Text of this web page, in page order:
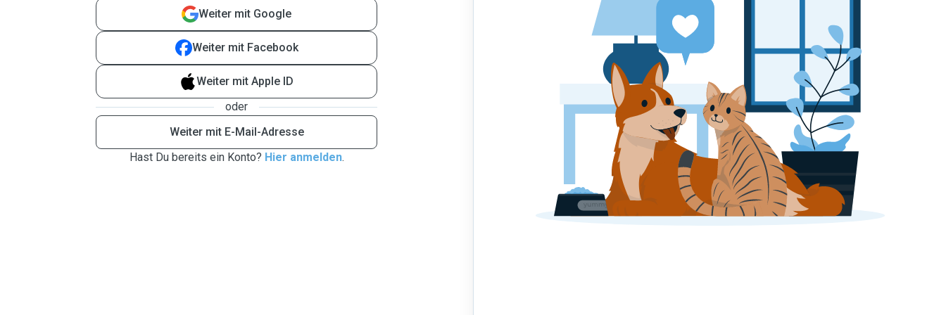
Weiter mit Google
Weiter mit Facebook
Weiter mit Apple ID
oder
Weiter mit E-Mail-Adresse
Hast Du bereits ein Konto? Hier anmelden.